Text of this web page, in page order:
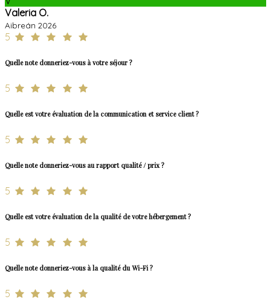
Valeria O.
Aibreán 2026
5
Quelle note donneriez-vous à votre séjour ?
5
Quelle est votre évaluation de la communication et service client ?
5
Quelle note donneriez-vous au rapport qualité / prix ?
5
Quelle est votre évaluation de la qualité de votre hébergement ?
5
Quelle note donneriez-vous à la qualité du Wi-Fi ?
5